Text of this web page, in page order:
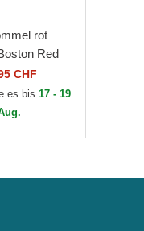
rot
Red
New Era
CHF
es bis17 - 19